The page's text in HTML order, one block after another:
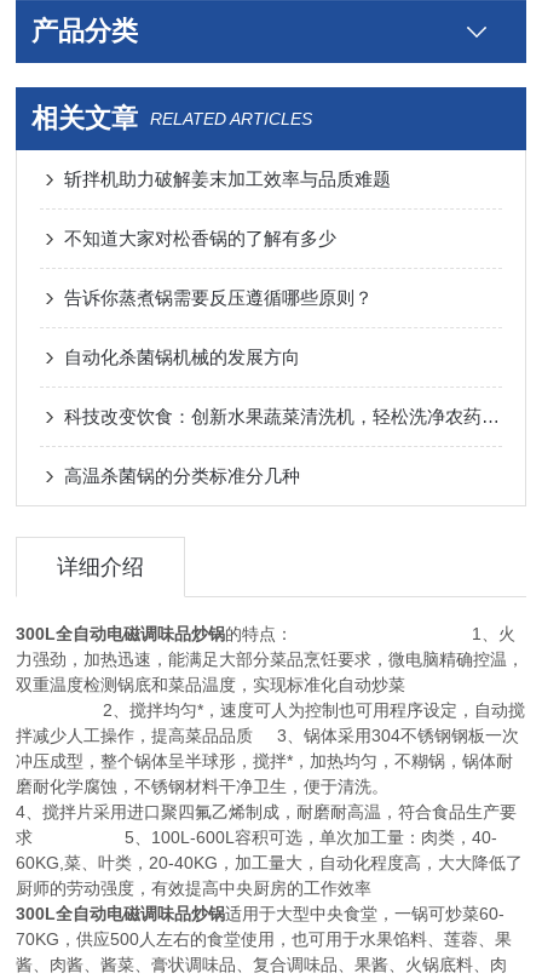
产品分类
相关文章 RELATED ARTICLES
斩拌机助力破解姜末加工效率与品质难题
不知道大家对松香锅的了解有多少
告诉你蒸煮锅需要反压遵循哪些原则？
自动化杀菌锅机械的发展方向
科技改变饮食：创新水果蔬菜清洗机，轻松洗净农药残留，守护餐桌安全
高温杀菌锅的分类标准分几种
详细介绍
300L全自动电磁调味品炒锅的特点： 1、火
力强劲，加热迅速，能满足大部分菜品烹饪要求，微电脑精确控温，
双重温度检测锅底和菜品温度，实现标准化自动炒菜
2、搅拌均匀*，速度可人为控制也可用程序设定，自动搅
拌减少人工操作，提高菜品品质 3、锅体采用304不锈钢钢板一次
冲压成型，整个锅体呈半球形，搅拌*，加热均匀，不糊锅，锅体耐
磨耐化学腐蚀，不锈钢材料干净卫生，便于清洗。
4、搅拌片采用进口聚四氟乙烯制成，耐磨耐高温，符合食品生产要
求 5、100L-600L容积可选，单次加工量：肉类，40-
60KG,菜、叶类，20-40KG，加工量大，自动化程度高，大大降低了
厨师的劳动强度，有效提高中央厨房的工作效率
300L全自动电磁调味品炒锅适用于大型中央食堂，一锅可炒菜60-
70KG，供应500人左右的食堂使用，也可用于水果馅料、莲蓉、果
酱、肉酱、酱菜、膏状调味品、复合调味品、果酱、火锅底料、肉